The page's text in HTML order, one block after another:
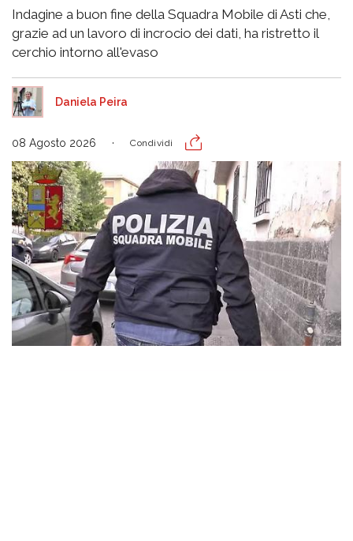
Indagine a buon fine della Squadra Mobile di Asti che,
grazie ad un lavoro di incrocio dei dati, ha ristretto il
cerchio intorno all'evaso
Daniela Peira
08 Agosto 2026 Condividi